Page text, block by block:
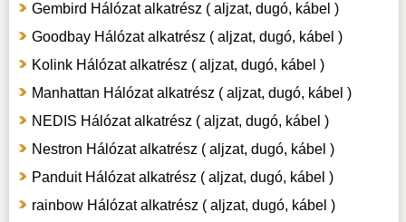
Gembird Hálózat alkatrész ( aljzat, dugó, kábel )
Goodbay Hálózat alkatrész ( aljzat, dugó, kábel )
Kolink Hálózat alkatrész ( aljzat, dugó, kábel )
Manhattan Hálózat alkatrész ( aljzat, dugó, kábel )
NEDIS Hálózat alkatrész ( aljzat, dugó, kábel )
Nestron Hálózat alkatrész ( aljzat, dugó, kábel )
Panduit Hálózat alkatrész ( aljzat, dugó, kábel )
rainbow Hálózat alkatrész ( aljzat, dugó, kábel )